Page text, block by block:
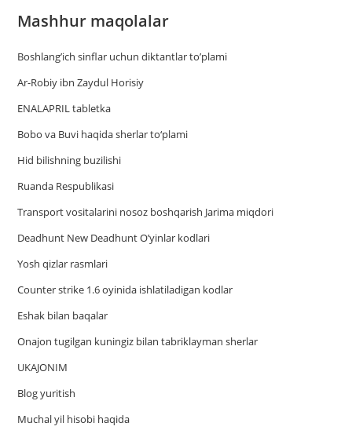
Mashhur maqolalar
Boshlang’ich sinflar uchun diktantlar to’plami
Ar-Robiy ibn Zaydul Horisiy
ENALAPRIL tabletka
Bobo va Buvi haqida sherlar to‘plami
Hid bilishning buzilishi
Ruanda Respublikasi
Trаnsport vositаlаrini nosoz boshqаrish Jаrimа miqdori
Deadhunt New Deadhunt O’yinlar kodlari
Yosh qizlar rasmlari
Counter strike 1.6 oyinida ishlatiladigan kodlar
Eshak bilan baqalar
Onajon tugilgan kuningiz bilan tabriklayman sherlar
UKAJONIM
Blog yuritish
Muchal yil hisobi haqida